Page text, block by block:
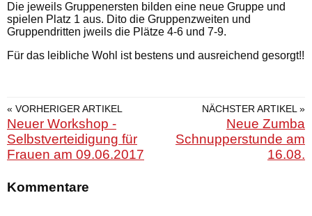
Die jeweils Gruppenersten bilden eine neue Gruppe und
spielen Platz 1 aus. Dito die Gruppenzweiten und
Gruppendritten jweils die Plätze 4-6 und 7-9.
Für das leibliche Wohl ist bestens und ausreichend gesorgt!!
« VORHERIGER ARTIKEL
Neuer Workshop -
Selbstverteidigung für
Frauen am 09.06.2017
NÄCHSTER ARTIKEL »
Neue Zumba
Schnupperstunde am
16.08.
Kommentare